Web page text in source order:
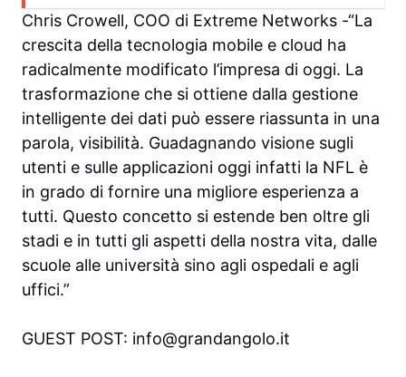
Chris Crowell, COO di Extreme Networks -“La
crescita della tecnologia mobile e cloud ha
radicalmente modificato l’impresa di oggi. La
trasformazione che si ottiene dalla gestione
intelligente dei dati può essere riassunta in una
parola, visibilità. Guadagnando visione sugli
utenti e sulle applicazioni oggi infatti la NFL è
in grado di fornire una migliore esperienza a
tutti. Questo concetto si estende ben oltre gli
stadi e in tutti gli aspetti della nostra vita, dalle
scuole alle università sino agli ospedali e agli
uffici.”
GUEST POST: info@grandangolo.it